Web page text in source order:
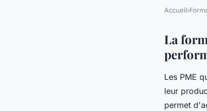
Gestion de
personnalisée
Accueil›
La
Les PME
leur
permet